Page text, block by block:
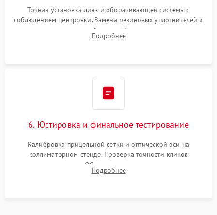
Точная установка линз и оборачивающей системы с
соблюдением центровки. Замена резиновых уплотнителей и
нанесение влагозащитной смазки. Вакуумирование корпуса
и заполнение его осушенным азотом или аргоном для
Подробнее
6. Юстировка и финальное тестирование
Калибровка прицельной сетки и оптической оси на
коллиматорном стенде. Проверка точности кликов
механизма поправок. Обязательное испытание прицела на
ударном стенде для проверки устойчивости к отдаче и
Подробнее